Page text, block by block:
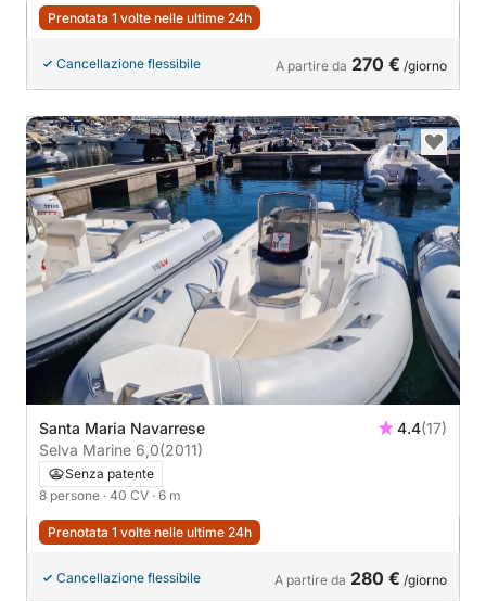
Prenotata 1 volte nelle ultime 24h
Cancellazione flessibile A partire da 270 € /giorno
Santa Maria Navarrese 4.4(17)
Selva Marine 6,0(2011)
Senza patente
8 persone · 40 CV · 6 m
Prenotata 1 volte nelle ultime 24h
Cancellazione flessibile A partire da 280 € /giorno